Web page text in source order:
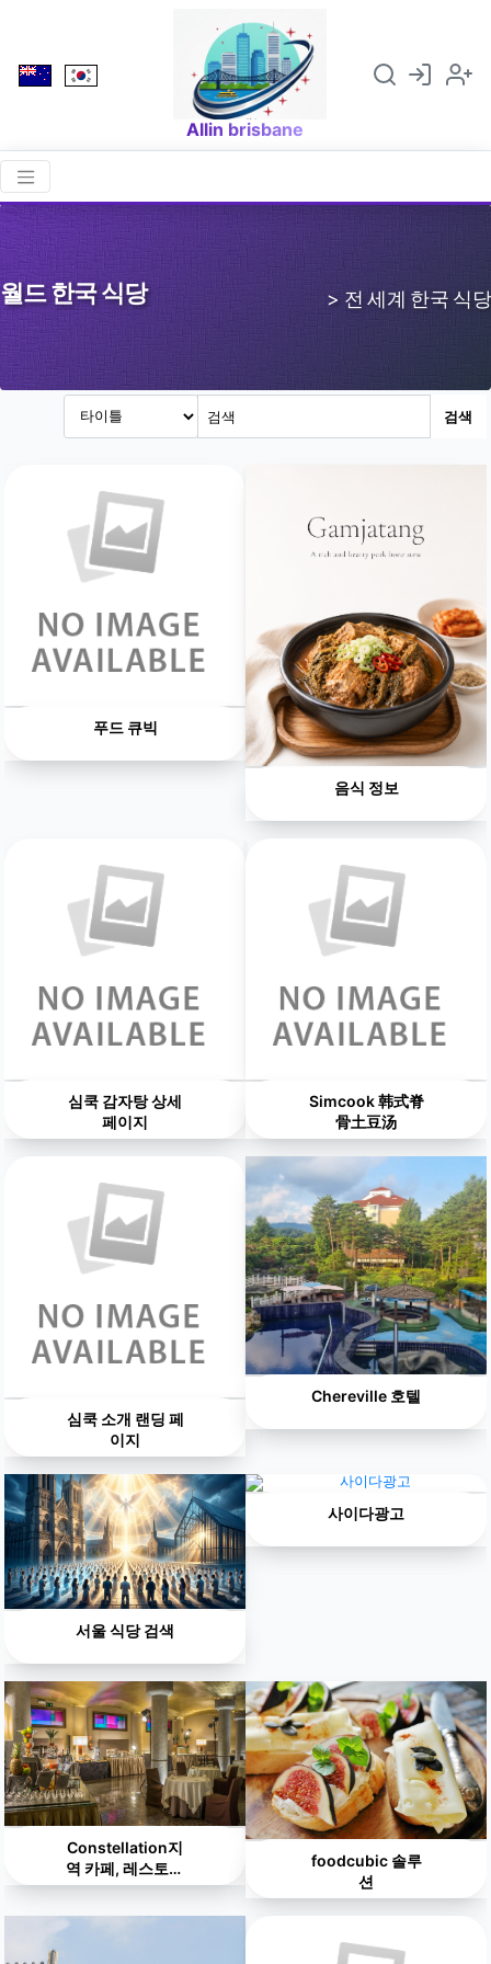
Allin brisbane
월드 한국 식당 > 전 세계 한국 식당
검색
푸드 큐빅
음식 정보
심쿡 감자탕 상세
페이지
Simcook 韩式脊
骨土豆汤
심쿡 소개 랜딩 페
이지
Chereville 호텔
서울 식당 검색
사이다광고
Constellation지
역 카페, 레스토랑
100
foodcubic 솔루
션